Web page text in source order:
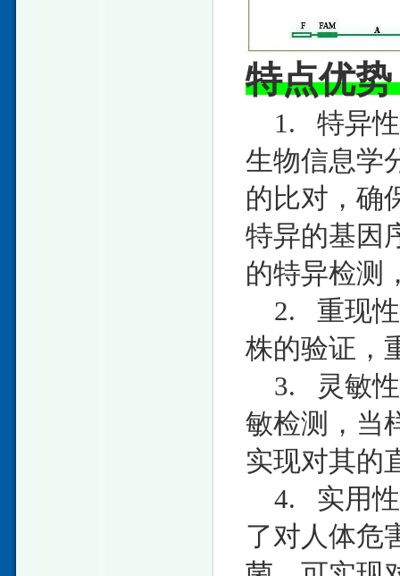
特点优势
1. 特异性
生物信息学
的比对，确
特异的基因
的特异检测
2. 重现性
株的验证，
3. 灵敏性
敏检测，当
实现对其的
4. 实用
了对人体危